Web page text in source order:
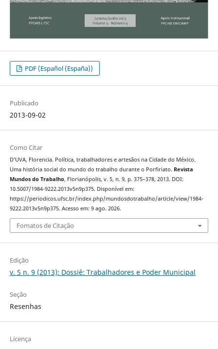
PDF (Español (España))
Publicado
2013-09-02
Como Citar
D’UVA, Florencia. Política, trabalhadores e artesãos na Cidade do México.
Uma história social do mundo do trabalho durante o Porfiriato. Revista
Mundos do Trabalho, Florianópolis, v. 5, n. 9, p. 375–378, 2013. DOI:
10.5007/1984-9222.2013v5n9p375. Disponível em:
https://periodicos.ufsc.br/index.php/mundosdotrabalho/article/view/1984-
9222.2013v5n9p375. Acesso em: 9 ago. 2026.
Fomatos de Citação
Edição
v. 5 n. 9 (2013): Dossiê: Trabalhadores e Poder Municipal
Seção
Resenhas
Licença